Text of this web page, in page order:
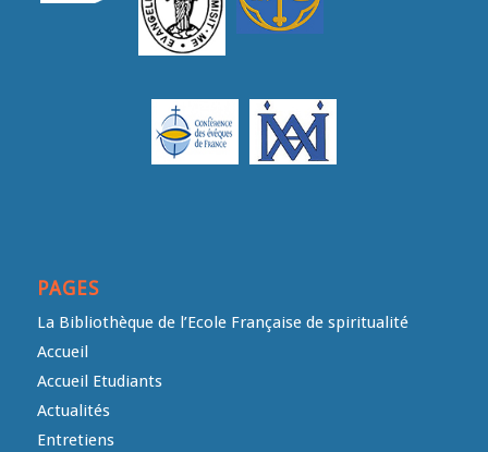
PAGES
La Bibliothèque de l’Ecole Française de spiritualité
Accueil
Accueil Etudiants
Actualités
Entretiens